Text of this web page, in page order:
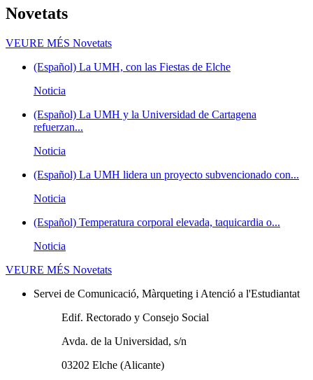
Novetats
VEURE MÉS Novetats
(Español) La UMH, con las Fiestas de Elche
Noticia
(Español) La UMH y la Universidad de Cartagena
refuerzan...
Noticia
(Español) La UMH lidera un proyecto subvencionado con...
Noticia
(Español) Temperatura corporal elevada, taquicardia o...
Noticia
VEURE MÉS Novetats
Servei de Comunicació, Màrqueting i Atenció a l'Estudiantat
Edif. Rectorado y Consejo Social
Avda. de la Universidad, s/n
03202 Elche (Alicante)